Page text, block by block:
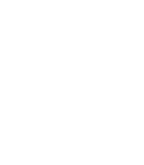
dostupnost u radnjama